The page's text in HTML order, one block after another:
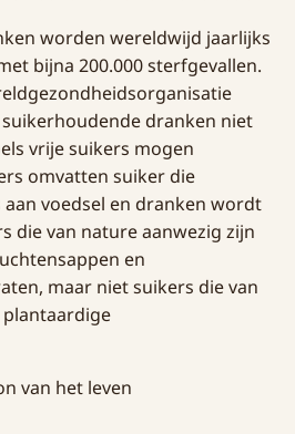
worden wereldwijd jaarlijks
bijna 200.000 sterfgevallen.
dranken niet
vrije suikers mogen
omvatten suiker die
voedsel en dranken wordt
die van nature aanwezig zijn
en
maar niet suikers die van